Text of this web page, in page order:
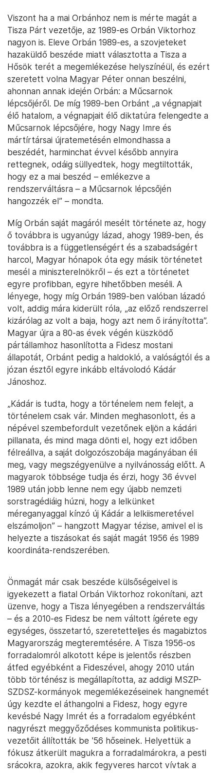
Viszont ha a mai Orbánhoz nem is mérte magát a
Tisza Párt vezetője, az 1989-es Orbán Viktorhoz
nagyon is. Eleve Orbán 1989-es, a szovjeteket
hazaküldő beszéde miatt választotta a Tisza a
Hősök terét a megemlékezése helyszínéül, és ezért
szeretett volna Magyar Péter onnan beszélni,
ahonnan annak idején Orbán: a Műcsarnok
lépcsőjéről. De míg 1989-ben Orbánt „a végnapjait
élő hatalom, a végnapjait élő diktatúra felengedte a
Műcsarnok lépcsőjére, hogy Nagy Imre és
mártírtársai újratemetésén elmondhassa a
beszédét, harminchat évvel később annyira
rettegnek, odáig süllyedtek, hogy megtiltották,
hogy ez a mai beszéd – emlékezve a
rendszerváltásra – a Műcsarnok lépcsőjén
hangozzék el” – mondta.
Míg Orbán saját magáról mesélt története az, hogy
ő továbbra is ugyanúgy lázad, ahogy 1989-ben, és
továbbra is a függetlenségért és a szabadságért
harcol, Magyar hónapok óta egy másik történetet
mesél a miniszterelnökről – és ezt a történetet
egyre profibban, egyre hihetőbben meséli. A
lényege, hogy míg Orbán 1989-ben valóban lázadó
volt, addig mára kiderült róla, „az előző rendszerrel
kizárólag az volt a baja, hogy azt nem ő irányította”.
Magyar újra a 80-as évek végén küszködő
pártállamhoz hasonlította a Fidesz mostani
állapotát, Orbánt pedig a haldokló, a valóságtól és a
józan észtől egyre inkább eltávolodó Kádár
Jánoshoz.
„Kádár is tudta, hogy a történelem nem felejt, a
történelem csak vár. Minden meghasonlott, és a
népével szembefordult vezetőnek eljön a kádári
pillanata, és mind maga dönti el, hogy ezt időben
félreállva, a saját dolgozószobája magányában éli
meg, vagy megszégyenülve a nyilvánosság előtt. A
magyarok többsége tudja és érzi, hogy 36 évvel
1989 után jobb lenne nem egy újabb nemzeti
sorstragédiáig húzni, hogy a lelkünket
méreganyaggal kínzó új Kádár a lelkiismeretével
elszámoljon” – hangzott Magyar tézise, amivel el is
helyezte a tiszásokat és saját magát 1956 és 1989
koordináta-rendszerében.
Önmagát már csak beszéde külsőségeivel is
igyekezett a fiatal Orbán Viktorhoz rokonítani, azt
üzenve, hogy a Tisza lényegében a rendszerváltás
– és a 2010-es Fidesz be nem váltott ígérete egy
egységes, összetartó, szeretetteljes és magabiztos
Magyarország megteremtésére. A Tisza 1956-os
forradalomról alkotott képe is jelentős részben
átfed egyébként a Fideszével, ahogy 2010 után
több történész is megállapította, az addigi MSZP-
SZDSZ-kormányok megemlékezéseinek hangnemét
úgy kezdte el áthangolni a Fidesz, hogy egyre
kevésbé Nagy Imrét és a forradalom egyébként
nagyrészt meggyőződéses kommunista politikus-
vezetőit állították be '56 hőseinek. Helyettük a
fókusz átkerült magukra a forradalmárokra, a pesti
srácokra, azokra, akik fegyveres harcot vívtak a